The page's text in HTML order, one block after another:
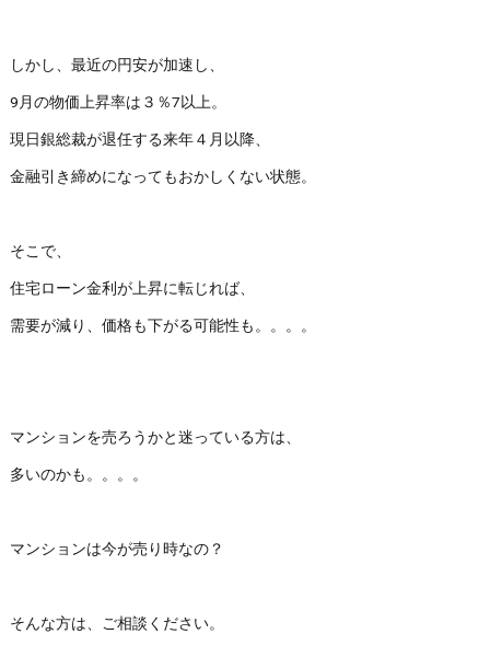
しかし、最近の円安が加速し、
9月の物価上昇率は３％7以上。
現日銀総裁が退任する来年４月以降、
金融引き締めになってもおかしくない状態。
そこで、
住宅ローン金利が上昇に転じれば、
需要が減り、価格も下がる可能性も。。。。
マンションを売ろうかと迷っている方は、
多いのかも。。。。
マンションは今が売り時なの？
そんな方は、ご相談ください。